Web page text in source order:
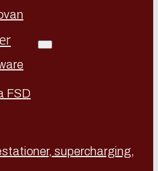
FSD
supercharging,